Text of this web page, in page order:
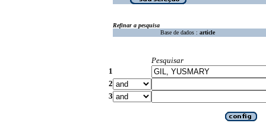
Refinar a pesquisa
Base de dados : article
Pesquisar
1
2
3